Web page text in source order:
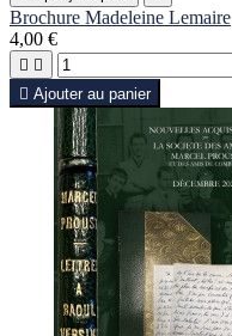
Brochure Madeleine Lemaire
4,00 €
 
 Ajouter au panier